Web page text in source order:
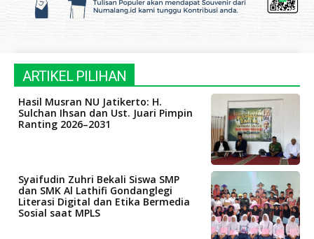
ARTIKEL PILIHAN
Hasil Musran NU Jatikerto: H.
Sulchan Ihsan dan Ust. Juari Pimpin
Ranting 2026–2031
Syaifudin Zuhri Bekali Siswa SMP
dan SMK Al Lathifi Gondanglegi
Literasi Digital dan Etika Bermedia
Sosial saat MPLS